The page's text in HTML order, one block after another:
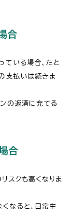
合
ている場合、たと
支払いは続きま
の返済に充てる
合
スクも高くなりま
なると、日常生